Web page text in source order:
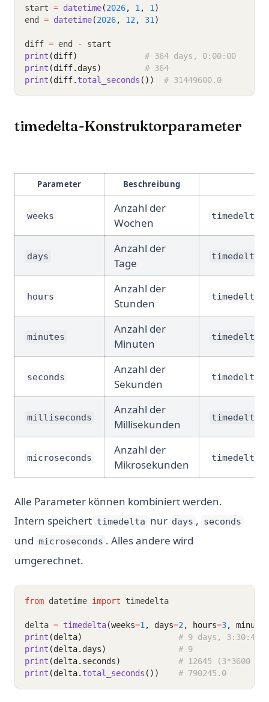
start = datetime(2026, 1 , 1 )
end = datetime(2026, 12 , 31 )
diff = end -
start
print (diff)
# 364 days, 0:00:00
print (diff.days)
# 364
print (diff. total_seconds ()) # 31449600.0
timedelta-Konstruktorparameter
Parameter Beschreibung
weeks
Anzahl der
Wochen
days
Anzahl der
Tage
hours
Anzahl der
Stunden
minutes
Anzahl der
Minuten
seconds
Anzahl der
Sekunden
milliseconds
Anzahl der
Millisekunden
microseconds
Anzahl der
Mikrosekunden
Alle Parameter können kombiniert werden.
Intern speichert timedelta nur days , seconds
und microseconds . Alles andere wird
umgerechnet.
from datetime import timedelta
delta = timedelta(weeks=1 , days=2 , hours=3, minutes
print (delta)
# 9 days, 3:30:45
print (delta.days)
# 9
print (delta.seconds)
# 12645 (3*3600 +
print (delta. total_seconds ()) # 790245.0